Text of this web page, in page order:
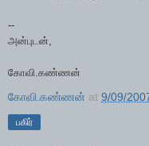
--
அன்புடன்,
கோவி.கண்ணன்
கோவி.கண்ணன் at 9/09/
பகிர்